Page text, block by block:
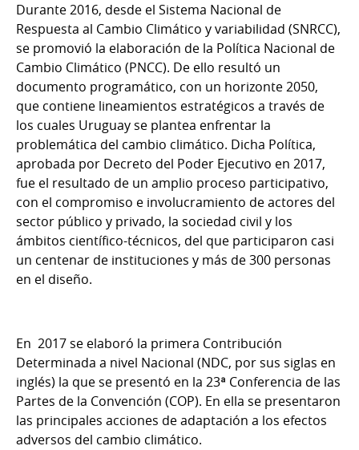
Durante 2016, desde el Sistema Nacional de
Respuesta al Cambio Climático y variabilidad (SNRCC),
se promovió la elaboración de la Política Nacional de
Cambio Climático (PNCC). De ello resultó un
documento programático, con un horizonte 2050,
que contiene lineamientos estratégicos a través de
los cuales Uruguay se plantea enfrentar la
problemática del cambio climático. Dicha Política,
aprobada por Decreto del Poder Ejecutivo en 2017,
fue el resultado de un amplio proceso participativo,
con el compromiso e involucramiento de actores del
sector público y privado, la sociedad civil y los
ámbitos científico-técnicos, del que participaron casi
un centenar de instituciones y más de 300 personas
en el diseño.
En 2017 se elaboró la primera Contribución
Determinada a nivel Nacional (NDC, por sus siglas en
inglés) la que se presentó en la 23ª Conferencia de las
Partes de la Convención (COP). En ella se presentaron
las principales acciones de adaptación a los efectos
adversos del cambio climático.